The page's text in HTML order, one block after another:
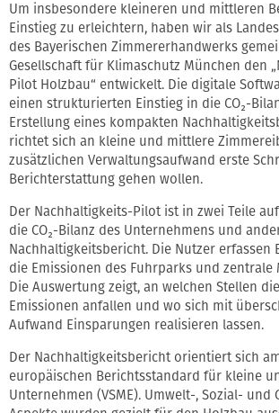
Um insbesondere kleineren und mittleren
Einstieg zu erleichtern, haben wir als
des Bayerischen Zimmererhandwerks
Gesellschaft für Klimaschutz München den
Pilot Holzbau“ entwickelt. Die digitale
einen strukturierten Einstieg in die CO₂-
Erstellung eines kompakten
richtet sich an kleine und mittlere
zusätzlichen Verwaltungsaufwand erste
Berichterstattung gehen wollen.
Der Nachhaltigkeits-Pilot ist in zwei Teile
die CO₂-Bilanz des Unternehmens und
Nachhaltigkeitsbericht. Die Nutzer erfassen
die Emissionen des Fuhrparks und zentrale
Die Auswertung zeigt, an welchen Stellen
Emissionen anfallen und wo sich mit
Aufwand Einsparungen realisieren lassen.
Der Nachhaltigkeitsbericht orientiert sich
europäischen Berichtsstandard für kleine
Unternehmen (VSME). Umwelt-, Sozial- und